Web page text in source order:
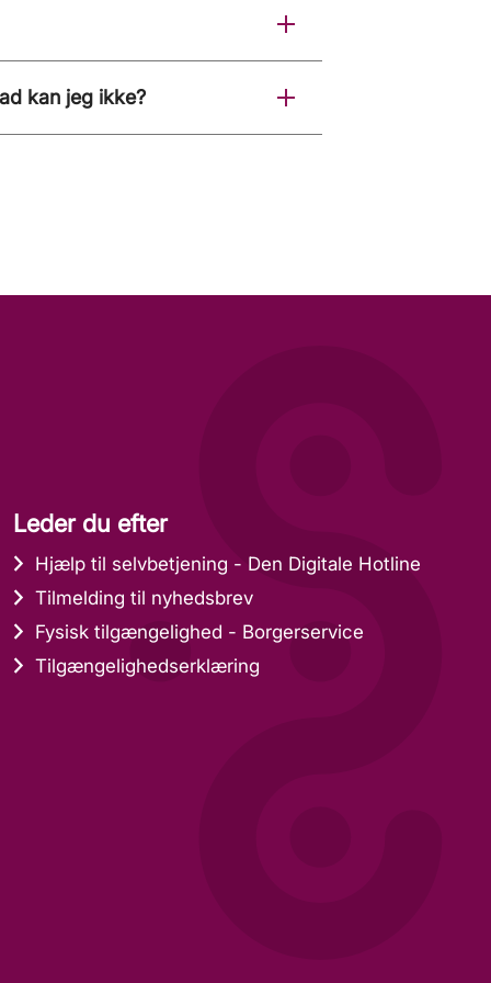
kan jeg ikke?
Leder du efter
Hjælp til selvbetjening - Den Digitale Hotline
Tilmelding til nyhedsbrev
Fysisk tilgængelighed - Borgerservice
Tilgængelighedserklæring